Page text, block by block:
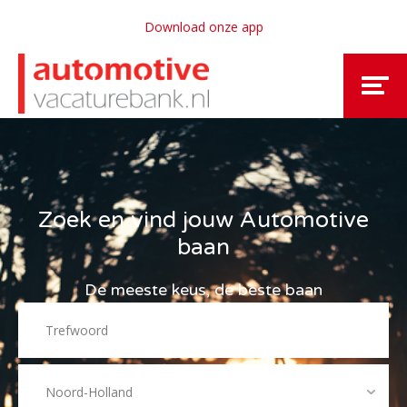
Download onze app
Zoek en vind jouw Automotive
baan
De meeste keus, de beste baan